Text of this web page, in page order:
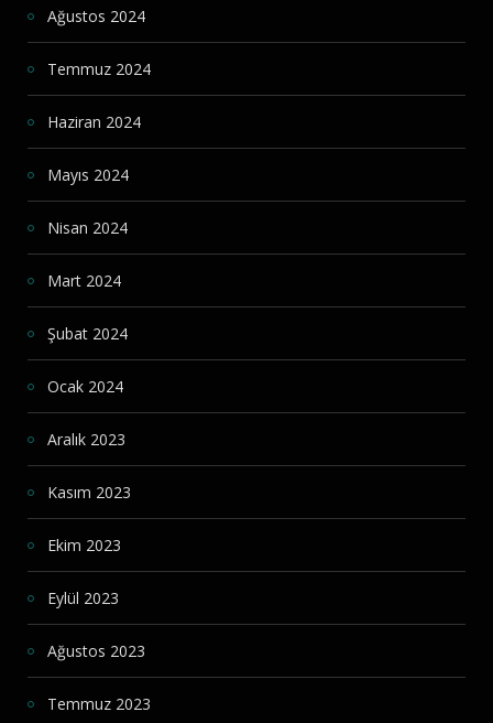
Ağustos 2024
Temmuz 2024
Haziran 2024
Mayıs 2024
Nisan 2024
Mart 2024
Şubat 2024
Ocak 2024
Aralık 2023
Kasım 2023
Ekim 2023
Eylül 2023
Ağustos 2023
Temmuz 2023